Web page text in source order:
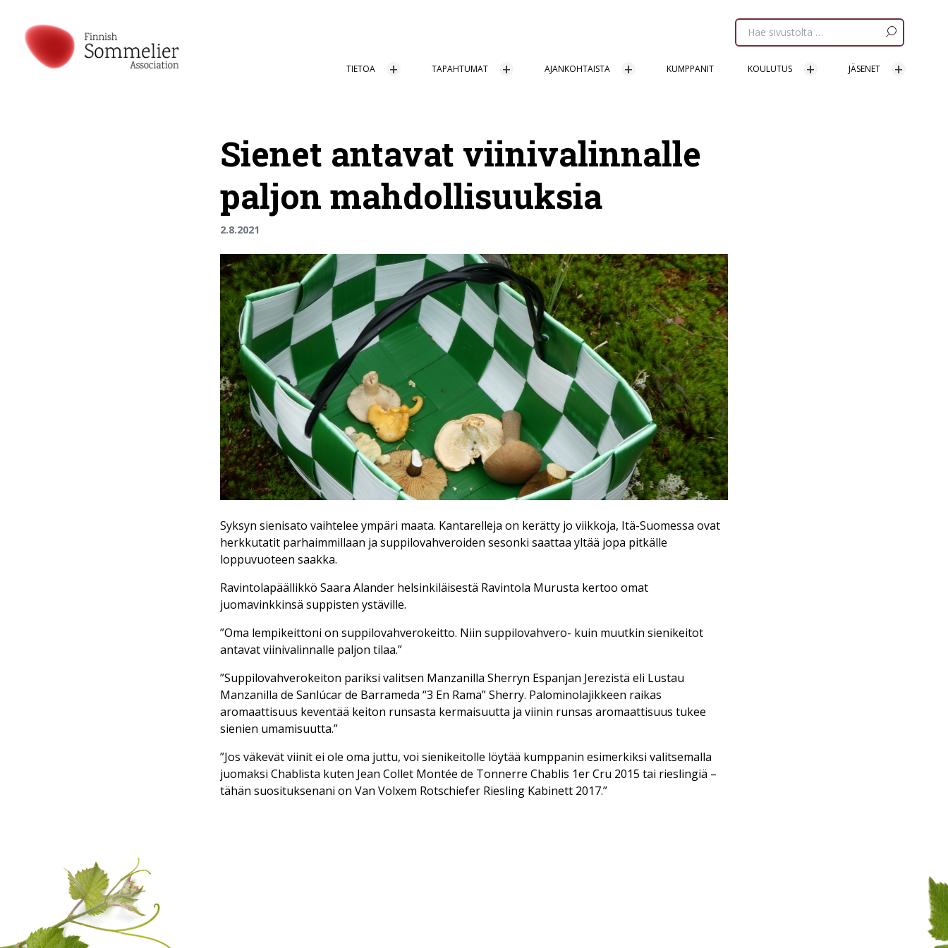
TIETOA TAPAHTUMAT AJANKOHTAISTA KUMPPANIT KOULUTUS JÄSENET
Etsi
sivua:
Sienet antavat viinivalinnalle
paljon mahdollisuuksia
2.8.2021
Syksyn sienisato vaihtelee ympäri maata. Kantarelleja on kerätty jo viikkoja, Itä-Suomessa ovat
herkkutatit parhaimmillaan ja suppilovahveroiden sesonki saattaa yltää jopa pitkälle
loppuvuoteen saakka.
Ravintolapäällikkö Saara Alander helsinkiläisestä Ravintola Murusta kertoo omat
juomavinkkinsä suppisten ystäville.
”Oma lempikeittoni on suppilovahverokeitto. Niin suppilovahvero- kuin muutkin sienikeitot
antavat viinivalinnalle paljon tilaa.”
”Suppilovahverokeiton pariksi valitsen Manzanilla Sherryn Espanjan Jerezistä eli Lustau
Manzanilla de Sanlúcar de Barrameda “3 En Rama” Sherry. Palominolajikkeen raikas
aromaattisuus keventää keiton runsasta kermaisuutta ja viinin runsas aromaattisuus tukee
sienien umamisuutta.”
”Jos väkevät viinit ei ole oma juttu, voi sienikeitolle löytää kumppanin esimerkiksi valitsemalla
juomaksi Chablista kuten Jean Collet Montée de Tonnerre Chablis 1er Cru 2015 tai rieslingiä –
tähän suosituksenani on Van Volxem Rotschiefer Riesling Kabinett 2017.”